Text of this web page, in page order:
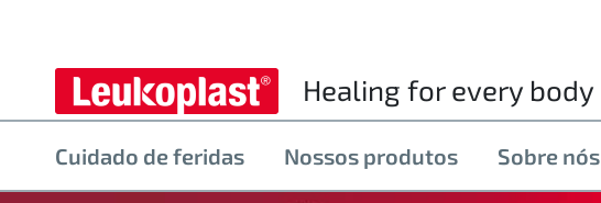
Healing for every body
Cuidado de feridas Nossos produtos Sobre nós